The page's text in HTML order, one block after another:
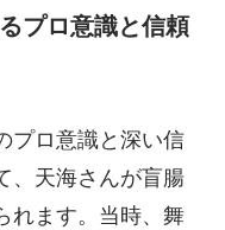
プロ意識と信頼
プロ意識と深い信
、天海さんが盲腸
れます。当時、舞